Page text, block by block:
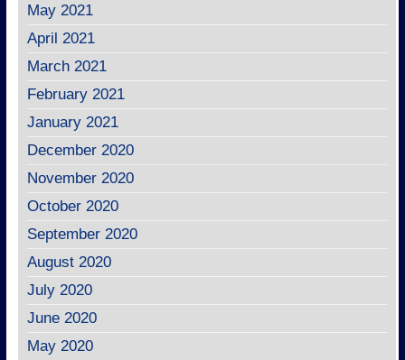
May 2021
April 2021
March 2021
February 2021
January 2021
December 2020
November 2020
October 2020
September 2020
August 2020
July 2020
June 2020
May 2020